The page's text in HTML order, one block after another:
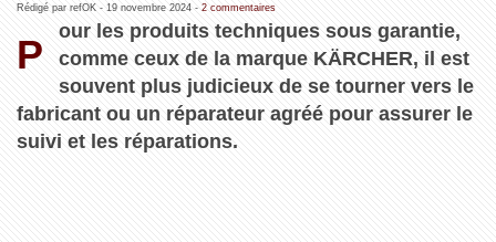
Rédigé par refOK - 19 novembre 2024- 2 commentaires
P
our les produits techniques sous garantie,
comme ceux de la marque KÄRCHER, il est
souvent plus judicieux de se tourner vers le
fabricant ou un réparateur agréé pour assurer le
suivi et les réparations.